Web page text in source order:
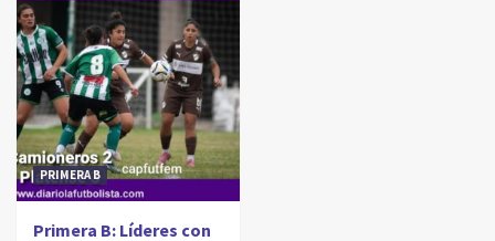
PRIMERA B
Primera B: Líderes con